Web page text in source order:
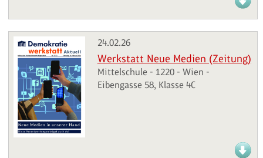
24.02.26
Werkstatt Neue Medien (Zeitung)
Mittelschule - 1220 - Wien -
Eibengasse 58, Klasse 4C